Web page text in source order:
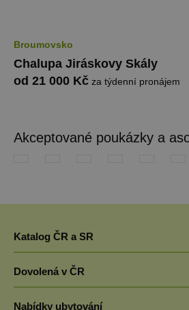
Broumovsko
Chalupa Jiráskovy Skály
od 21 000 Kč za týdenní pronájem
Akceptované poukázky a
Katalog ČR a SR
Chaty Šumava
Dovolená v ČR
Nabídky ubytování